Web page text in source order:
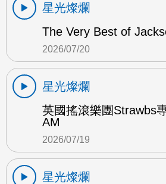
星光燦爛
The Very Best of
2026/07/20
星光燦爛
英國搖滾樂團Strawbs
AM
2026/07/19
星光燦爛